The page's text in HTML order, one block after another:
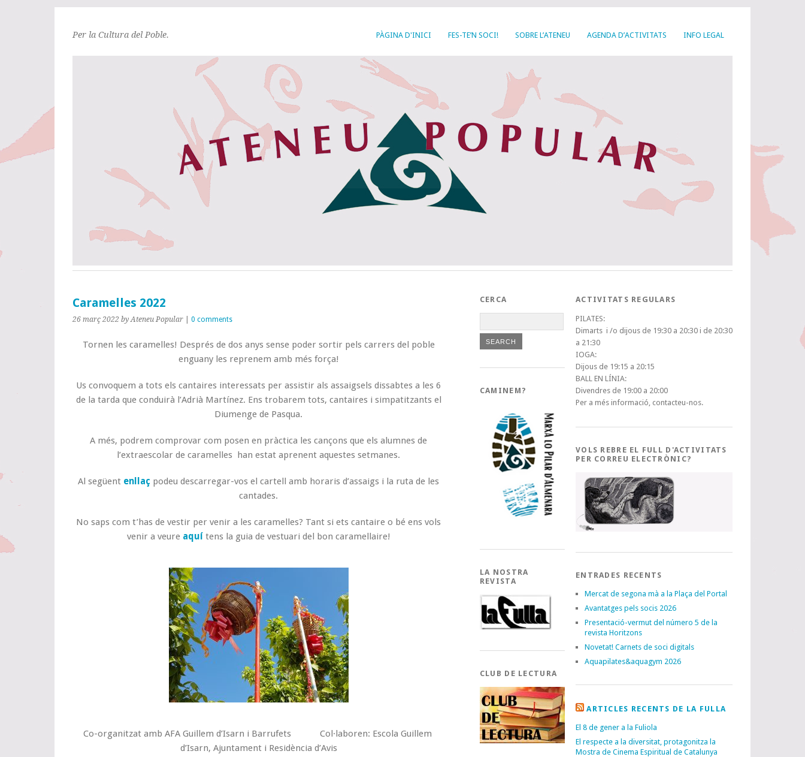
PÀGINA D'INICI FES-TE’N SOCI! SOBRE L’ATENEU AGENDA D’ACTIVITATS INFO LEGAL
Per la Cultura del Poble.
Caramelles 2022
26 març 2022 by Ateneu Popular 0 comments
Tornen les caramelles! Després de dos anys sense poder sortir pels carrers del poble
enguany les reprenem amb més força!
Us convoquem a tots els cantaires interessats per assistir als assaigsels dissabtes a les 6
de la tarda que conduirà l’Adrià Martínez. Ens trobarem tots, cantaires i simpatitzants el
Diumenge de Pasqua.
A més, podrem comprovar com posen en pràctica les cançons que els alumnes de
l’extraescolar de caramelles han estat aprenent aquestes setmanes.
Al següent enllaç podeu descarregar-vos el cartell amb horaris d’assaigs i la ruta de les
cantades.
No saps com t’has de vestir per venir a les caramelles? Tant si ets cantaire o bé ens vols
venir a veure aquítens la guia de vestuari del bon caramellaire!
Co-organitzat amb AFA Guillem d’Isarn i Barrufets Col·laboren: Escola Guillem
d’Isarn, Ajuntament i Residència d’Avis
CERCA
CAMINEM?
LA NOSTRA
REVISTA
CLUB DE LECTURA
ACTIVITATS REGULARS
PILATES:
Dimarts i /o dijous de 19:30 a 20:30 i de 20:30
a 21:30
IOGA:
Dijous de 19:15 a 20:15
BALL EN LÍNIA:
Divendres de 19:00 a 20:00
Per a més informació, contacteu-nos.
VOLS REBRE EL FULL D'ACTIVITATS
PER CORREU ELECTRÒNIC?
ENTRADES RECENTS
Mercat de segona mà a la Plaça del Portal
Avantatges pels socis 2026
Presentació-vermut del número 5 de la
revista Horitzons
Novetat! Carnets de soci digitals
Aquapilates&aquagym 2026
ARTICLES RECENTS DE LA FULLA
El 8 de gener a la Fuliola
El respecte a la diversitat, protagonitza la
Mostra de Cinema Espiritual de Catalunya